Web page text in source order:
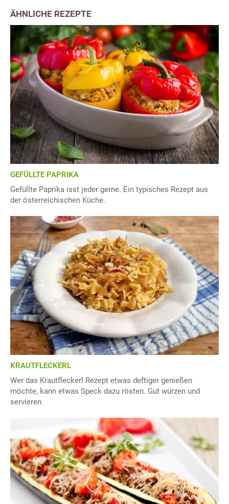
ÄHNLICHE REZEPTE
GEFÜLLTE PAPRIKA
Gefüllte Paprika isst jeder gerne. Ein typisches Rezept aus
der österreichischen Küche.
KRAUTFLECKERL
Wer das Krautfleckerl Rezept etwas deftiger genießen
möchte, kann etwas Speck dazu rösten. Gut würzen und
servieren.